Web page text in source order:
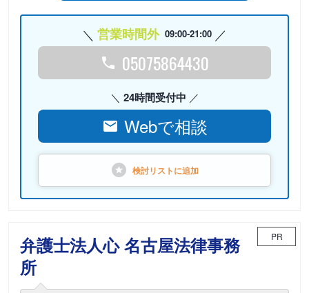
営業時間外 09:00-21:00
05075864430
24時間受付中
Webで相談
検討リストに追加
弁護士法人心 名古屋法律事務
所
PR